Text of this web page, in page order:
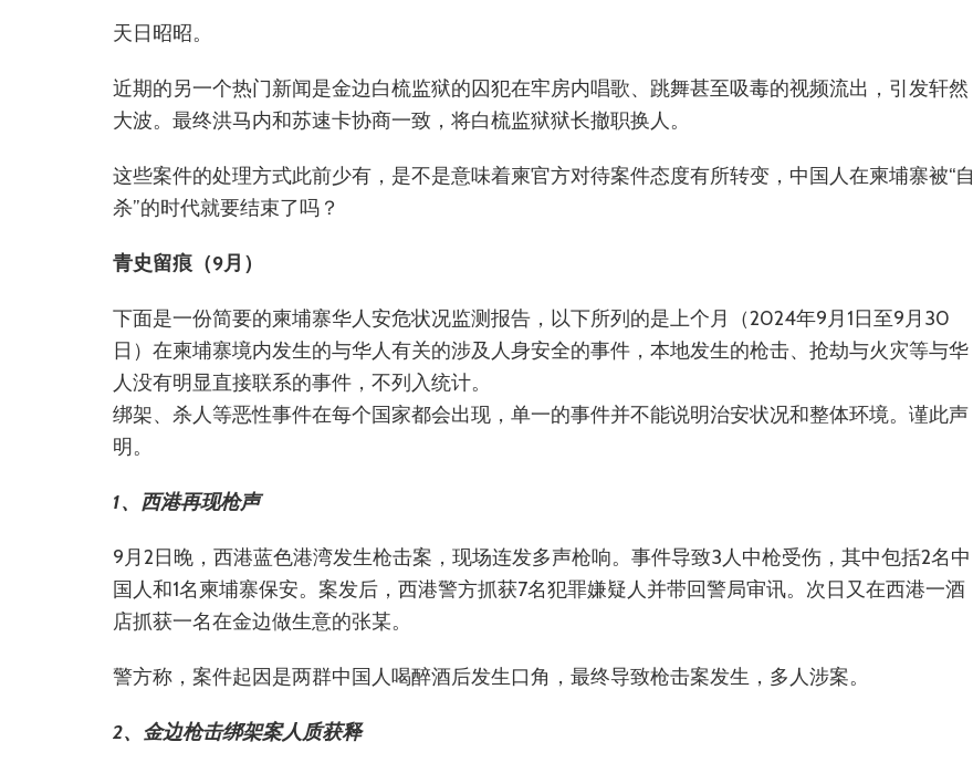
天日昭昭。
近期的另一个热门新闻是金边白梳监狱的囚犯在牢房内唱歌、跳舞甚至吸毒的视频流出，引发轩然
大波。最终洪马内和苏速卡协商一致，将白梳监狱狱长撤职换人。
这些案件的处理方式此前少有，是不是意味着柬官方对待案件态度有所转变，中国人在柬埔寨被“自
杀”的时代就要结束了吗？
青史留痕（9月）
下面是一份简要的柬埔寨华人安危状况监测报告，以下所列的是上个月（2024年9月1日至9月30
日）在柬埔寨境内发生的与华人有关的涉及人身安全的事件，本地发生的枪击、抢劫与火灾等与华
人没有明显直接联系的事件，不列入统计。
绑架、杀人等恶性事件在每个国家都会出现，单一的事件并不能说明治安状况和整体环境。谨此声
明。
1、西港再现枪声
9月2日晚，西港蓝色港湾发生枪击案，现场连发多声枪响。事件导致3人中枪受伤，其中包括2名中
国人和1名柬埔寨保安。案发后，西港警方抓获7名犯罪嫌疑人并带回警局审讯。次日又在西港一酒
店抓获一名在金边做生意的张某。
警方称，案件起因是两群中国人喝醉酒后发生口角，最终导致枪击案发生，多人涉案。
2、金边枪击绑架案人质获释